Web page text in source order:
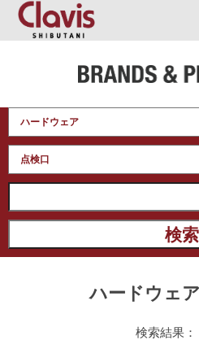
ハードウェ
検索結果：